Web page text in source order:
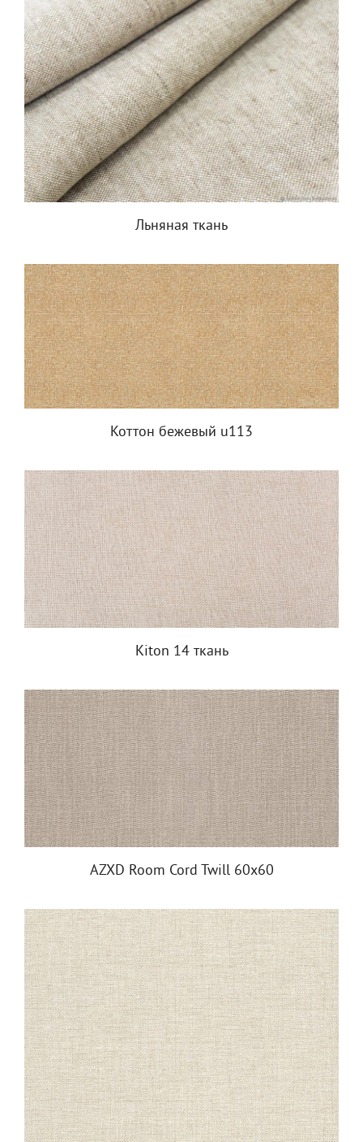
Льняная ткань
Коттон бежевый u113
Kiton 14 ткань
AZXD Room Cord Twill 60x60